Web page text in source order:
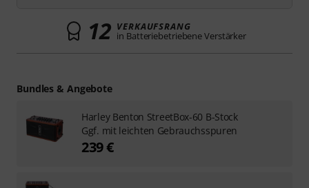
12 VERKAUFSRANG
in Batteriebetriebene Verstärker
Bundles & Angebote
Harley Benton StreetBox-60 B-Stock
Ggf. mit leichten Gebrauchsspuren
239 €